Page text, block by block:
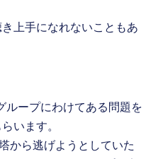
上手になれないこともあ
ループにわけてある問題を
います。
から逃げようとしていた